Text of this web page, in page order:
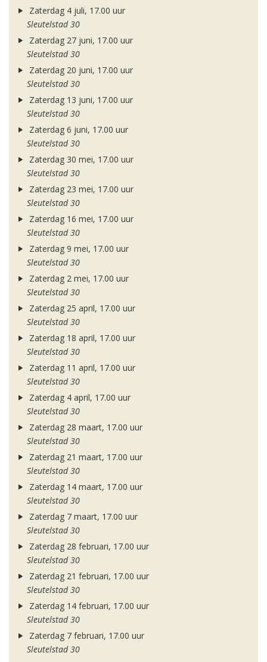
Zaterdag 4 juli, 17.00 uur
Sleutelstad 30
Zaterdag 27 juni, 17.00 uur
Sleutelstad 30
Zaterdag 20 juni, 17.00 uur
Sleutelstad 30
Zaterdag 13 juni, 17.00 uur
Sleutelstad 30
Zaterdag 6 juni, 17.00 uur
Sleutelstad 30
Zaterdag 30 mei, 17.00 uur
Sleutelstad 30
Zaterdag 23 mei, 17.00 uur
Sleutelstad 30
Zaterdag 16 mei, 17.00 uur
Sleutelstad 30
Zaterdag 9 mei, 17.00 uur
Sleutelstad 30
Zaterdag 2 mei, 17.00 uur
Sleutelstad 30
Zaterdag 25 april, 17.00 uur
Sleutelstad 30
Zaterdag 18 april, 17.00 uur
Sleutelstad 30
Zaterdag 11 april, 17.00 uur
Sleutelstad 30
Zaterdag 4 april, 17.00 uur
Sleutelstad 30
Zaterdag 28 maart, 17.00 uur
Sleutelstad 30
Zaterdag 21 maart, 17.00 uur
Sleutelstad 30
Zaterdag 14 maart, 17.00 uur
Sleutelstad 30
Zaterdag 7 maart, 17.00 uur
Sleutelstad 30
Zaterdag 28 februari, 17.00 uur
Sleutelstad 30
Zaterdag 21 februari, 17.00 uur
Sleutelstad 30
Zaterdag 14 februari, 17.00 uur
Sleutelstad 30
Zaterdag 7 februari, 17.00 uur
Sleutelstad 30